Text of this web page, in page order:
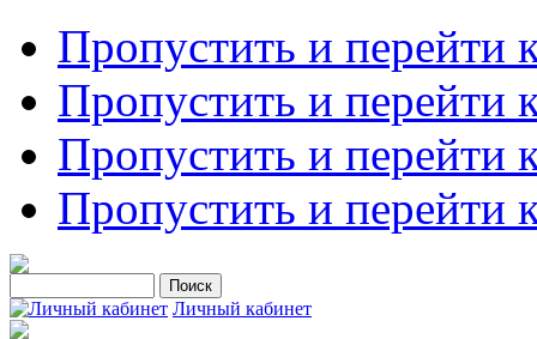
Пропустить и перейти
Пропустить и перейти
Пропустить и перейти
Пропустить и перейти
Личный кабинет